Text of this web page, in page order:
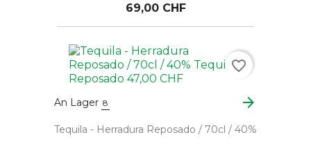
69,00 CHF
An Lager 8 arrow_forward
Tequila - Herradura Reposado / 70cl / 40%
favorite_border